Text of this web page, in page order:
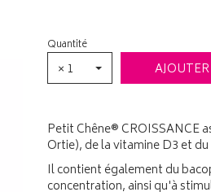
Quantité
× 1
Petit Chêne® CROISSANCE
Ortie), de la vitamine D3 et
Il contient également du
concentration, ainsi qu'à